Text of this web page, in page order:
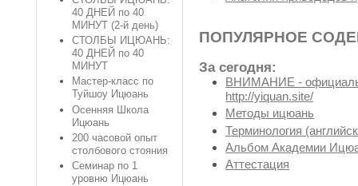
ПОПУЛЯРНОЕ
За сегодня:
ВНИМАНИЕ -
http://yiquan.site/
Методы ицюань
Терминология
Альбом Академии
Аттестация
40 ДНЕЙ по 40
МИНУТ (2-й день)
СТОЛБЫ ИЦЮАНЬ:
40 ДНЕЙ по 40
МИНУТ
Мастер-класс по
Туйшоу Ицюань
Осенняя Школа
Ицюань
200 часовой опыт
столбового стояния
Семинар по 1
уровню Ицюань